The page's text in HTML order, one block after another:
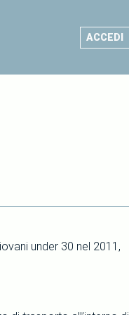
ACCEDI
under 30 nel 2011,